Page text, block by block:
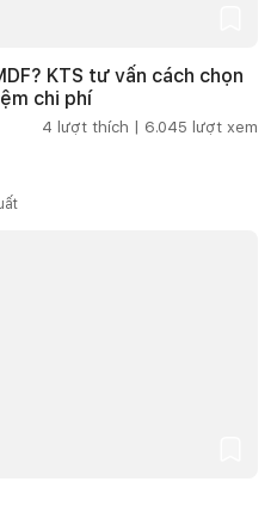
KTS tư vấn cách chọn
chi phí
4 lượt thích | 6.045 lượt xem